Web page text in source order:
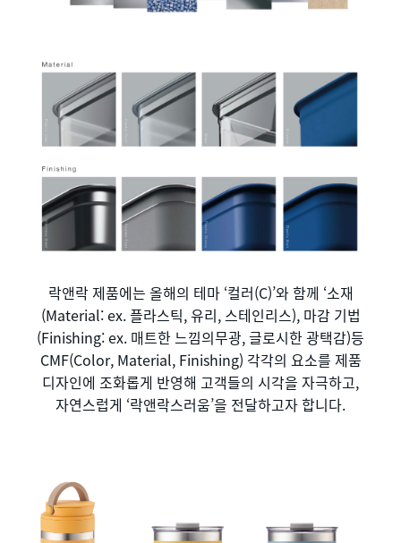
락앤락 제품에는 올해의 테마 ‘컬러(C)’와 함께 ‘소재
(Material: ex. 플라스틱, 유리, 스테인리스), 마감 기법
(Finishing: ex. 매트한 느낌의무광, 글로시한 광택감)등
CMF(Color, Material, Finishing) 각각의 요소를 제품
디자인에 조화롭게 반영해 고객들의 시각을 자극하고,
자연스럽게 ‘락앤락스러움’을 전달하고자 합니다.